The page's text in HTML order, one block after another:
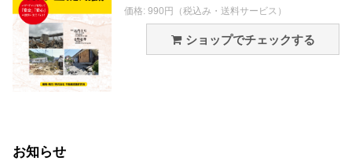
価格: 990円（税込み・送料サービス）
ショップでチェックする
お知らせ